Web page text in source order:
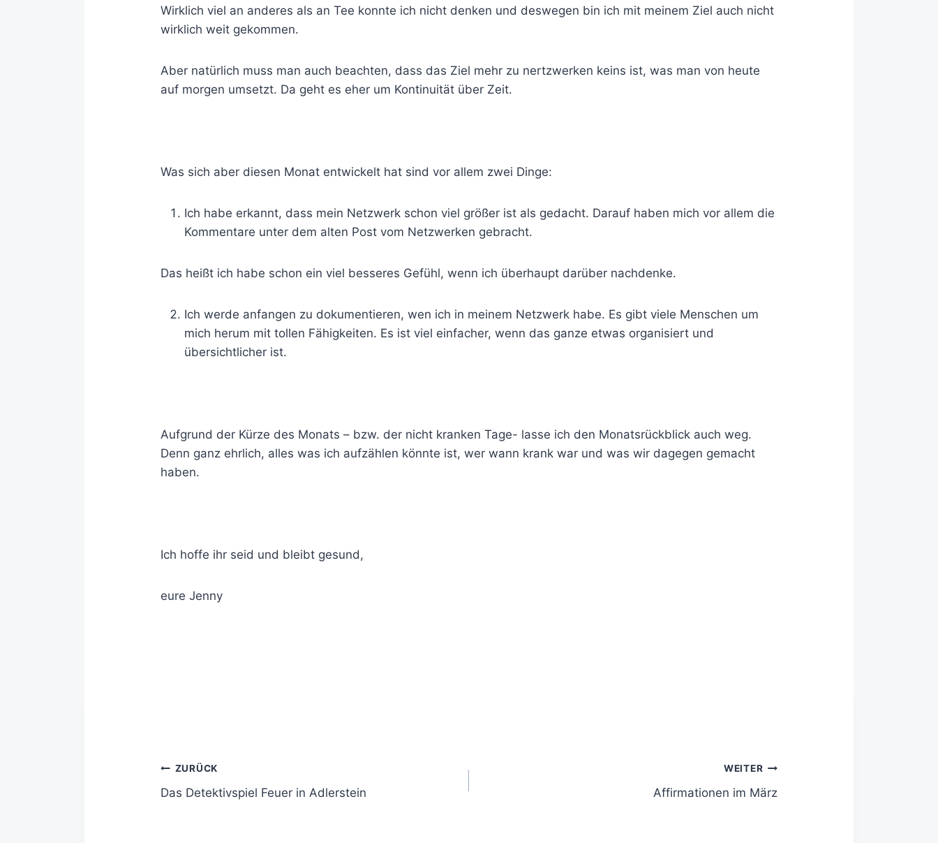
Wirklich viel an anderes als an Tee konnte ich nicht denken und deswegen bin ich mit meinem Ziel auch nicht
wirklich weit gekommen.
Aber natürlich muss man auch beachten, dass das Ziel mehr zu nertzwerken keins ist, was man von heute
auf morgen umsetzt. Da geht es eher um Kontinuität über Zeit.
Was sich aber diesen Monat entwickelt hat sind vor allem zwei Dinge:
Ich habe erkannt, dass mein Netzwerk schon viel größer ist als gedacht. Darauf haben mich vor allem die
Kommentare unter dem alten Post vom Netzwerken gebracht.
Das heißt ich habe schon ein viel besseres Gefühl, wenn ich überhaupt darüber nachdenke.
Ich werde anfangen zu dokumentieren, wen ich in meinem Netzwerk habe. Es gibt viele Menschen um
mich herum mit tollen Fähigkeiten. Es ist viel einfacher, wenn das ganze etwas organisiert und
übersichtlicher ist.
Aufgrund der Kürze des Monats – bzw. der nicht kranken Tage- lasse ich den Monatsrückblick auch weg.
Denn ganz ehrlich, alles was ich aufzählen könnte ist, wer wann krank war und was wir dagegen gemacht
haben.
Ich hoffe ihr seid und bleibt gesund,
eure Jenny
ZURÜCK
Das Detektivspiel Feuer in Adlerstein
WEITER
Affirmationen im März